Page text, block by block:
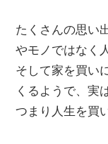
産
購
入・
売
却・
賃
たくさんの思い
やモノではなく
そして家を買い
くるようで、実
つまり人生を買